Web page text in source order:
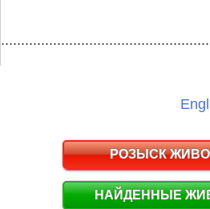
РОЗЫСК
НАЙДЕННЫЕ